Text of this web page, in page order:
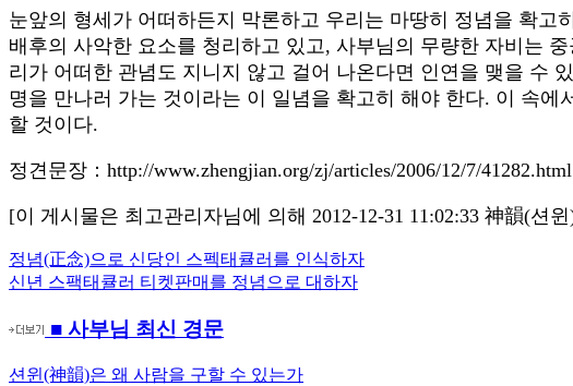
눈앞의 형세가 어떠하든지 막론하고 우리는 마땅히 정념을 확
배후의 사악한 요소를 청리하고 있고, 사부님의 무량한 자비는
리가 어떠한 관념도 지니지 않고 걸어 나온다면 인연을 맺을 수
명을 만나러 가는 것이라는 이 일념을 확고히 해야 한다. 이 속
할 것이다.
정견문장：http://www.zhengjian.org/zj/articles/2006/12/7/41282.html
[이 게시물은 최고관리자님에 의해 2012-12-31 11:02:33 神韻(션
글
비
게
Previous
Post:
정념(正念)으로 신당인 스펙태큘러를 인식하자
Next
신년 스팩태큘러 티켓판매를 정념으로 대하자
■ 사부님 최신 경문
션윈(神韻)은 왜 사람을 구할 수 있는가